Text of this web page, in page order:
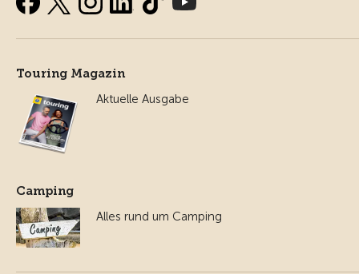
Touring Magazin
Aktuelle Ausgabe
Camping
Alles rund um Camping